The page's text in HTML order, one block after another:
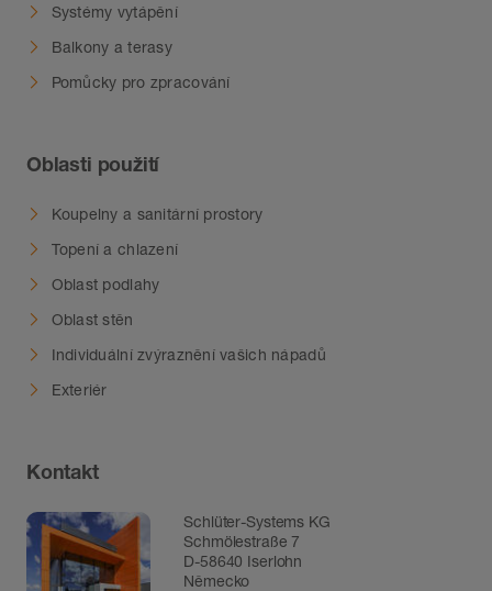
Systémy vytápění
Balkony a terasy
Pomůcky pro zpracování
Oblasti použití
Koupelny a sanitární prostory
Topení a chlazení
Oblast podlahy
Oblast stěn
Individuální zvýraznění vašich nápadů
Exteriér
Kontakt
Schlüter-Systems KG
Schmölestraße 7
D-58640 Iserlohn
Německo